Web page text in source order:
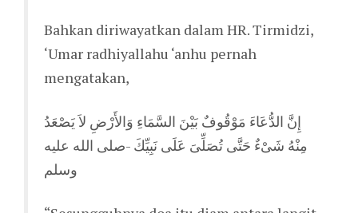
Bahkan diriwayatkan dalam HR. Tirmidzi,
‘Umar radhiyallahu ‘anhu pernah
mengatakan,
إِنَّ الدُّعَاءَ مَوْقُوفٌ بَيْنَ السَّمَاءِ وَالأَرْضِ لاَ يَصْعَدُ
مِنْهُ شَىْءٌ حَتَّى تُصَلِّىَ عَلَى نَبِيِّكَ -صلى الله عليه
وسلم